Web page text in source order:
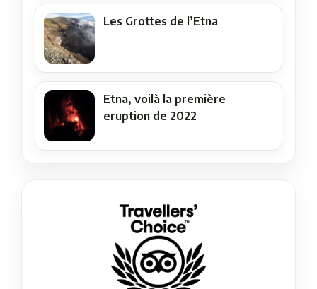
Les Grottes de l’Etna
Etna, voilà la première
eruption de 2022